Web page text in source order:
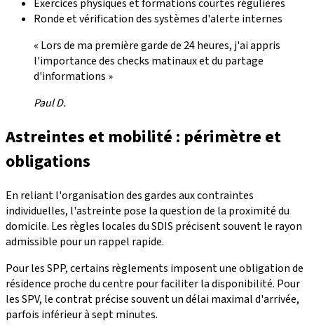
Exercices physiques et formations courtes régulières
Ronde et vérification des systèmes d'alerte internes
« Lors de ma première garde de 24 heures, j'ai appris
l'importance des checks matinaux et du partage
d'informations »
Paul D.
Astreintes et mobilité : périmètre et
obligations
En reliant l'organisation des gardes aux contraintes
individuelles, l'astreinte pose la question de la proximité du
domicile. Les règles locales du SDIS précisent souvent le rayon
admissible pour un rappel rapide.
Pour les SPP, certains règlements imposent une obligation de
résidence proche du centre pour faciliter la disponibilité. Pour
les SPV, le contrat précise souvent un délai maximal d'arrivée,
parfois inférieur à sept minutes.